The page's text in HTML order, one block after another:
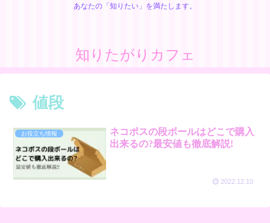
あなたの「知りたい」を満たします。
知りたがりカフェ
値段
お役立ち情報
ネコポスの段ボールはどこで購入
出来るの?最安値も徹底解説!
2022.12.10